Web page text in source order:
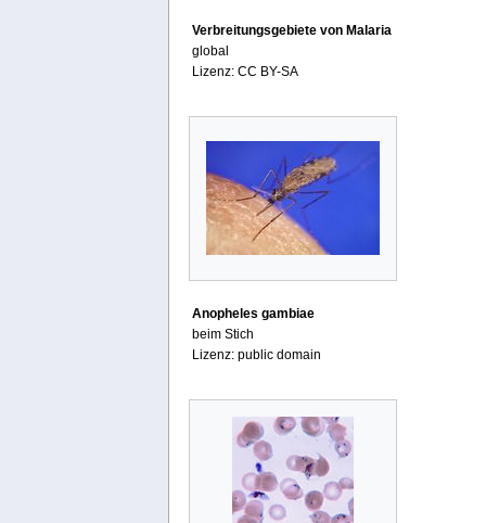
Verbreitungsgebiete von Malaria
global
Lizenz: CC BY-SA
Anopheles gambiae
beim Stich
Lizenz: public domain